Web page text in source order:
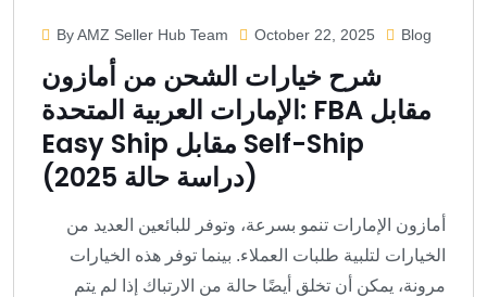
By AMZ Seller Hub Team October 22, 2025 Blog
شرح خيارات الشحن من أمازون
الإمارات العربية المتحدة: FBA مقابل
Easy Ship مقابل Self-Ship
(دراسة حالة 2025)
أمازون الإمارات تنمو بسرعة، وتوفر للبائعين العديد من
الخيارات لتلبية طلبات العملاء. بينما توفر هذه الخيارات
مرونة، يمكن أن تخلق أيضًا حالة من الارتباك إذا لم يتم